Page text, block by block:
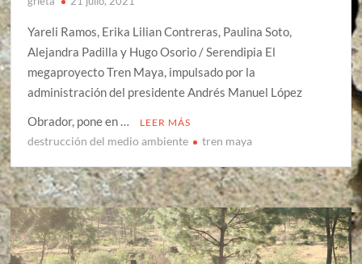
Yareli Ramos, Erika Lilian Contreras, Paulina Soto,
Alejandra Padilla y Hugo Osorio / Serendipia El
megaproyecto Tren Maya, impulsado por la
administración del presidente Andrés Manuel López
Obrador, pone en …
LEER MÁS
destrucción del medio ambiente tren maya